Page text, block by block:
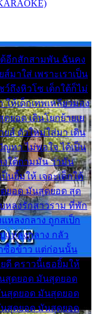
ด้อีกสักสามพัน ฉันคง
มาใส่ เพราะเราเป็น
ว์ถึงหิวโซ เด็กใต้ก็ไม่
ห้เด็กเทพเหลียวมอง
ยอด เดินโยกย้ายเย
ยส์ ตัวใหม่ใส่มา เดิน
หา ไม่พอใจ ได้เป็น
งใต้ถามมัน ว่ามัน
นยิ้มให้ เจอะเด็กใต้
ยอด มันสุดยอด สุด
หลงรักสาวราม ที่พัก
หลงกลาง ถูกสเป็ก
แหลงกลาง กลัว
ซื้อข้าว แต่ก่อนนั้น
ยดี คราวนี้เธอยิ้มให้
สุดยอด มันสุดยอด
สุดยอด มันสุดยอด
สุดยอด มันสุดยอด